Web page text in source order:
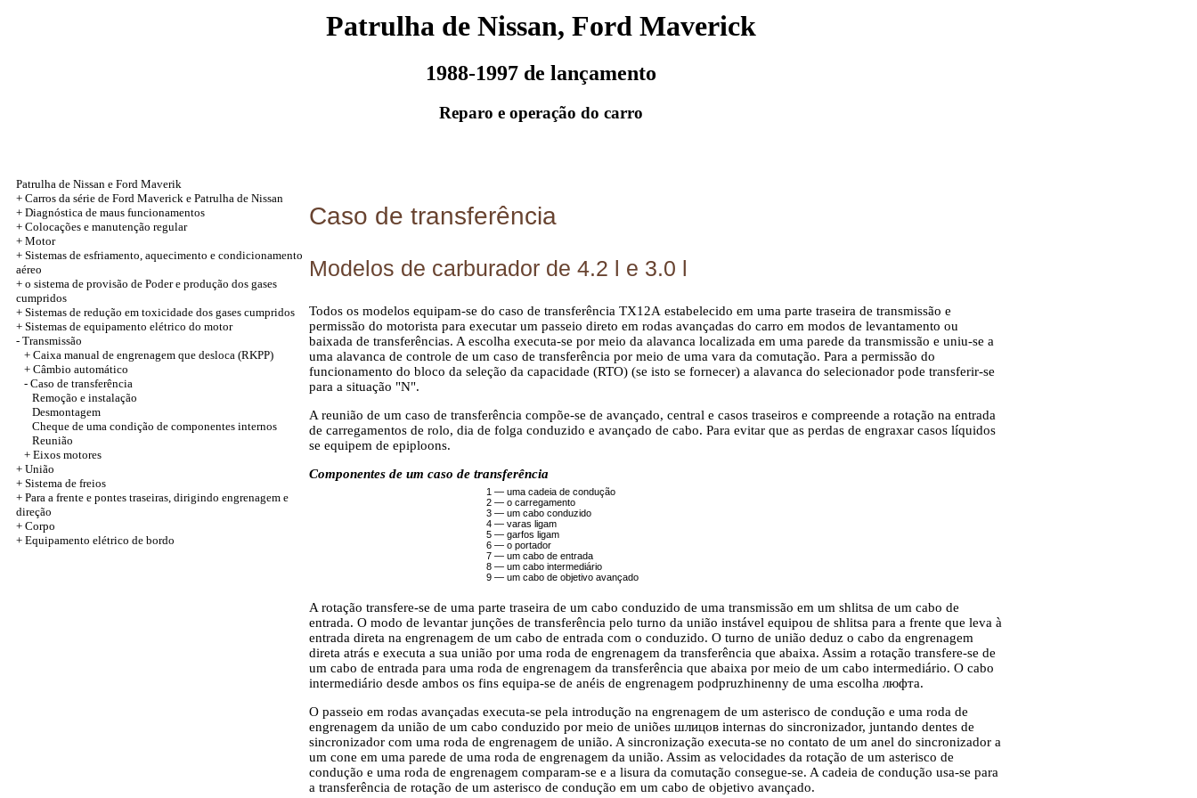
Patrulha de Nissan, Ford Maverick
1988-1997 de lançamento
Reparo e operação do carro
Patrulha de Nissan e Ford Maverik
+ Carros da série de Ford Maverick e Patrulha de Nissan
+ Diagnóstica de maus funcionamentos
+ Colocações e manutenção regular
+ Motor
+ Sistemas de esfriamento, aquecimento e condicionamento
aéreo
+ o sistema de provisão de Poder e produção dos gases
cumpridos
+ Sistemas de redução em toxicidade dos gases cumpridos
+ Sistemas de equipamento elétrico do motor
- Transmissão
+ Caixa manual de engrenagem que desloca (RKPP)
+ Câmbio automático
- Caso de transferência
Remoção e instalação
Desmontagem
Cheque de uma condição de componentes internos
Reunião
+ Eixos motores
+ União
+ Sistema de freios
+ Para a frente e pontes traseiras, dirigindo engrenagem e
direção
+ Corpo
+ Equipamento elétrico de bordo
Caso de transferência
Modelos de carburador de 4.2 l e 3.0 l
Todos os modelos equipam-se do caso de transferência ТХ12А estabelecido em uma parte traseira de transmissão e
permissão do motorista para executar um passeio direto em rodas avançadas do carro em modos de levantamento ou
baixada de transferências. A escolha executa-se por meio da alavanca localizada em uma parede da transmissão e uniu-se a
uma alavanca de controle de um caso de transferência por meio de uma vara da comutação. Para a permissão do
funcionamento do bloco da seleção da capacidade (RTO) (se isto se fornecer) a alavanca do selecionador pode transferir-se
para a situação "N".
A reunião de um caso de transferência compõe-se de avançado, central e casos traseiros e compreende a rotação na entrada
de carregamentos de rolo, dia de folga conduzido e avançado de cabo. Para evitar que as perdas de engraxar casos líquidos
se equipem de epiploons.
Componentes de um caso de transferência
1 — uma cadeia de condução
2 — o carregamento
3 — um cabo conduzido
4 — varas ligam
5 — garfos ligam
6 — o portador
7 — um cabo de entrada
8 — um cabo intermediário
9 — um cabo de objetivo avançado
A rotação transfere-se de uma parte traseira de um cabo conduzido de uma transmissão em um shlitsa de um cabo de
entrada. O modo de levantar junções de transferência pelo turno da união instável equipou de shlitsa para a frente que leva à
entrada direta na engrenagem de um cabo de entrada com o conduzido. O turno de união deduz o cabo da engrenagem
direta atrás e executa a sua união por uma roda de engrenagem da transferência que abaixa. Assim a rotação transfere-se de
um cabo de entrada para uma roda de engrenagem da transferência que abaixa por meio de um cabo intermediário. O cabo
intermediário desde ambos os fins equipa-se de anéis de engrenagem podpruzhinenny de uma escolha люфта.
O passeio em rodas avançadas executa-se pela introdução na engrenagem de um asterisco de condução e uma roda de
engrenagem da união de um cabo conduzido por meio de uniões шлицов internas do sincronizador, juntando dentes de
sincronizador com uma roda de engrenagem de união. A sincronização executa-se no contato de um anel do sincronizador a
um cone em uma parede de uma roda de engrenagem da união. Assim as velocidades da rotação de um asterisco de
condução e uma roda de engrenagem comparam-se e a lisura da comutação consegue-se. A cadeia de condução usa-se para
a transferência de rotação de um asterisco de condução em um cabo de objetivo avançado.